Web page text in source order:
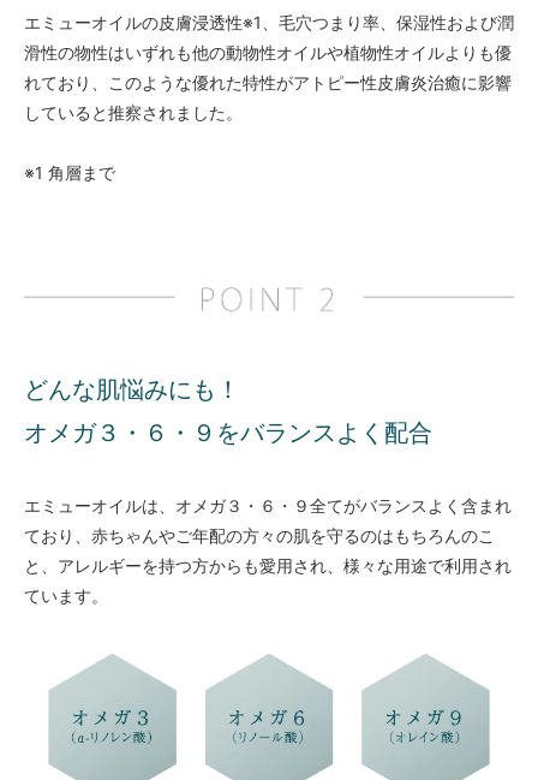
エミューオイルの皮膚浸透性※1、毛穴つまり率、保湿性および潤
滑性の物性はいずれも他の動物性オイルや植物性オイルよりも優
れており、このような優れた特性がアトピー性皮膚炎治癒に影響
していると推察されました。
※1 角層まで
どんな肌悩みにも！
オメガ３・６・９をバランスよく配合
エミューオイルは、オメガ３・６・９全てがバランスよく含まれ
ており、赤ちゃんやご年配の方々の肌を守るのはもちろんのこ
と、アレルギーを持つ方からも愛用され、様々な用途で利用され
ています。